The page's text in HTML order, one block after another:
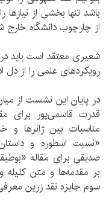
باشد تنها بخشی از
از چارچوب دانشگاه
شعیری معتقد است باید در
رویکردهای علمی را از دل
در پایان این نشست از
قدرت قاسمی‌پور برای‌
مناسبات بین ژانرها و
«نسبت اسطوره و
صدیقی برای مقاله
بر مقدمه‌ها و متن کلیله
سوم جایزه نقد زرین